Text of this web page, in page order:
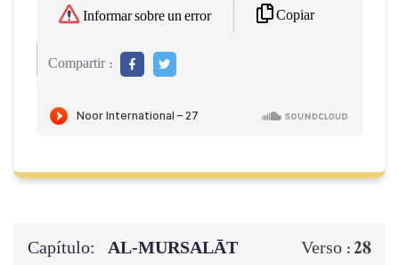
Informar sobre un error Copiar
Compartir :
Capítulo: AL‑MURSALĀT Verso :28